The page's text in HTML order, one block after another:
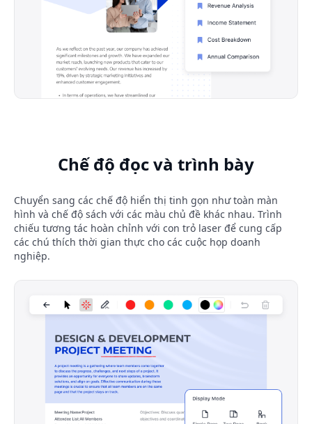
Chế độ đọc và trình bày
Chuyển sang các chế độ hiển thị tinh gọn như toàn màn
hình và chế độ sách với các màu chủ đề khác nhau. Trình
chiếu tương tác hoàn chỉnh với con trỏ laser để cung cấp
các chú thích thời gian thực cho các cuộc họp doanh
nghiệp.